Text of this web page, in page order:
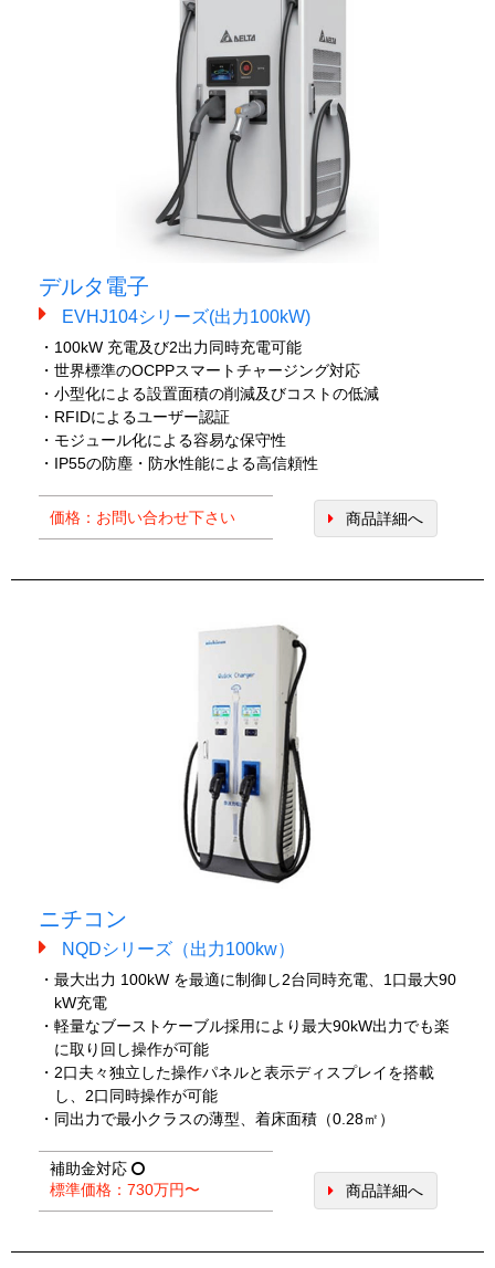
デルタ電子
EVHJ104シリーズ(出力100kW)
・100kW 充電及び2出力同時充電可能
・世界標準のOCPPスマートチャージング対応
・小型化による設置面積の削減及びコストの低減
・RFIDによるユーザー認証
・モジュール化による容易な保守性
・IP55の防塵・防水性能による高信頼性
価格：お問い合わせ下さい 商品詳細へ
ニチコン
NQDシリーズ（出力100kw）
・最大出力 100kW を最適に制御し2台同時充電、1口最大90
kW充電
・軽量なブーストケーブル採用により最大90kW出力でも楽
に取り回し操作が可能
・2口夫々独立した操作パネルと表示ディスプレイを搭載
し、2口同時操作が可能
・同出力で最小クラスの薄型、着床面積（0.28㎡）
補助金対応
標準価格：730万円〜
商品詳細へ